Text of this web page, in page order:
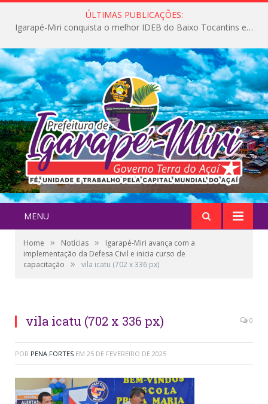
ÚLTIMAS PUBLICAÇÕES:
Igarapé-Miri conquista o melhor IDEB do Baixo Tocantins e avança na qualidade da educação pública
MENU
Home » Notícias »
Igarapé-Miri avança com a
implementação da Defesa Civil e inicia curso de
capacitação
» vila icatu (702 x 336 px)
vila icatu (702 x 336 px) 0
POR PENA.FORTES EM 25 DE FEVEREIRO DE 2025